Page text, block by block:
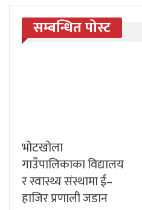
सम्बन्धित पोस्ट
भोटखोला
गाउँपालिकाका विद्यालय
र स्वास्थ्य संस्थामा ई–
हाजिर प्रणाली जडान